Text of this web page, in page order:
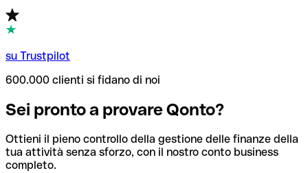
su Trustpilot
600.000 clienti si fidano di noi
Sei pronto a provare Qonto?
Ottieni il pieno controllo della gestione delle finanze della
tua attività senza sforzo, con il nostro conto business
completo.